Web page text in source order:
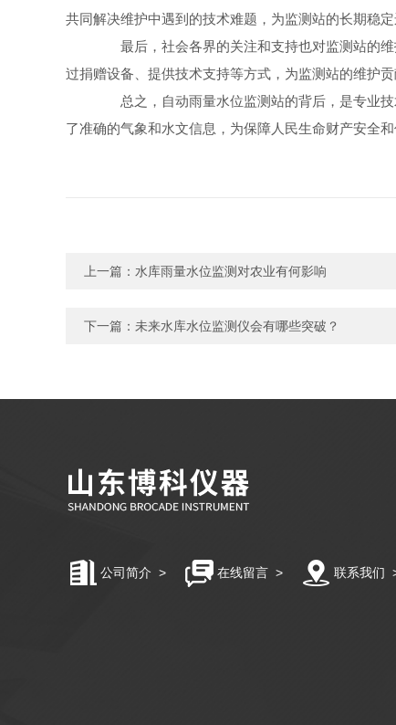
共同解决维护中遇到的技术难题，为监测站的长期稳定
最后，社会各界的关注和支持也对监测站的维
过捐赠设备、提供技术支持等方式，为监测站的维护贡
总之，自动雨量水位监测站的背后，是专业技
了准确的气象和水文信息，为保障人民生命财产安全
上一篇： 水库雨量水位监测对农业有何影响
下一篇： 未来水库水位监测仪会有哪些突破？
公司简介 > 在线留言 > 联系我们